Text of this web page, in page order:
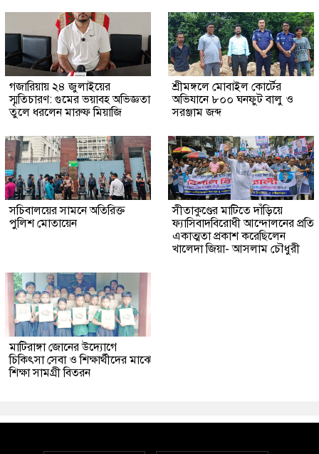
গজারিয়ায় ২৪ জুলাইয়ের
স্মৃতিচারণ: গুমের ভয়াবহ অভিজ্ঞতা
তুলে ধরলেন মারুফ মিয়াজি
শ্রীমঙ্গলে মোবাইল কোর্টের
অভিযানে ৮০০ ঘনফুট বালু ও
সরঞ্জাম জব্দ
সচিবালয়ের সামনে অতিরিক্ত
পুলিশ মোতায়েন
সীতাকুণ্ডের মাটিতে দাঁড়িয়ে
ফ্যাসিবাদবিরোধী আন্দোলনের প্রতি
একাত্মতা প্রকাশ করেছিলেন
খালেদা জিয়া- আসলাম চৌধুরী
মাটিরাঙ্গা জোনের উদ্যোগে
চিকিৎসা সেবা ও শিক্ষার্থীদের মাঝে
শিক্ষা সামগ্রী বিতরন